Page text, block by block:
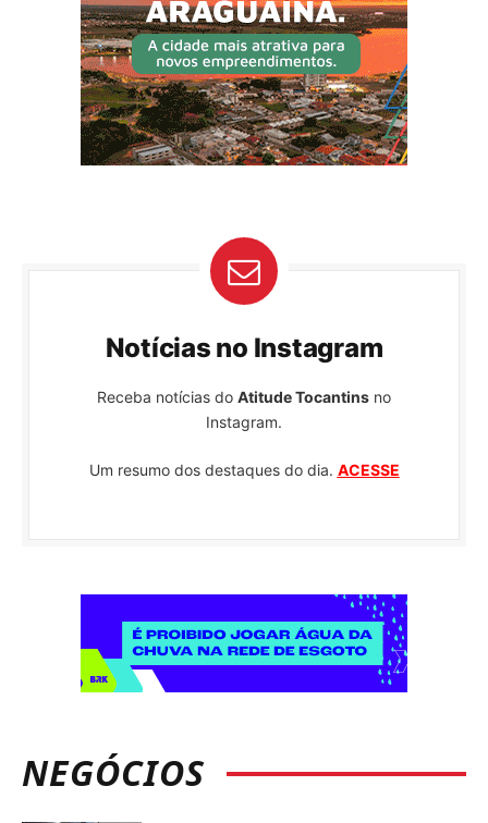
Notícias no Instagram
Receba notícias do Atitude Tocantins no
Instagram.
Um resumo dos destaques do dia. ACESSE
NEGÓCIOS